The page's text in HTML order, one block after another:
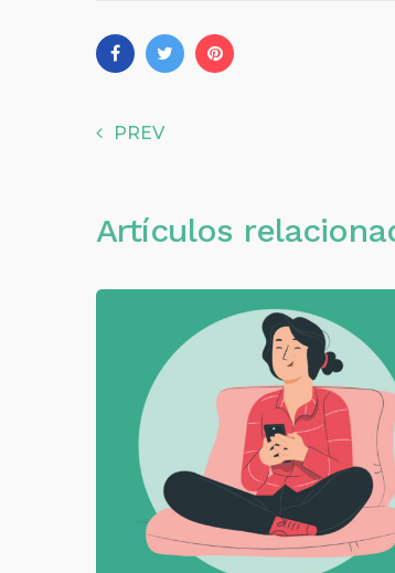
PREV
Artículos